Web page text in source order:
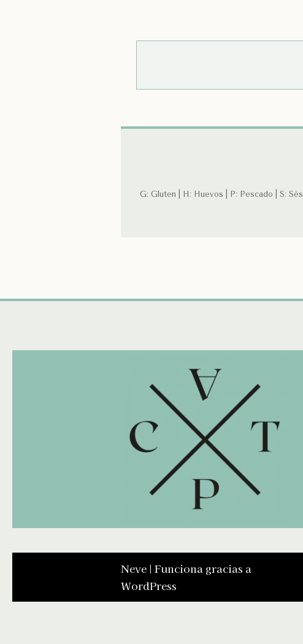
G: Gluten | H: Huevos | P: Pescado | S:
Neve | Funciona gracias a
WordPress